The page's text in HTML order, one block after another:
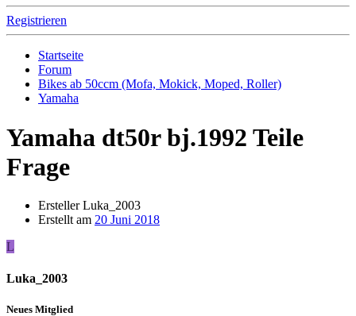
Registrieren
Startseite
Forum
Bikes ab 50ccm (Mofa, Mokick, Moped, Roller)
Yamaha
Yamaha dt50r bj.1992 Teile
Frage
ErstellerLuka_2003
Erstellt am 20 Juni 2018
L
Luka_2003
Neues Mitglied